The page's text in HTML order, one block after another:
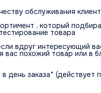
обслуживания
, который
товара
вдруг интересующий
похожий товар или в
день заказа* (действует